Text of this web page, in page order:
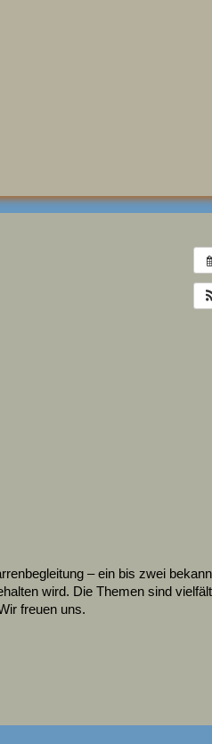
– ein bis zwei
wird. Die Themen sind
freuen uns.